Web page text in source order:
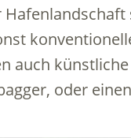
auch
oder